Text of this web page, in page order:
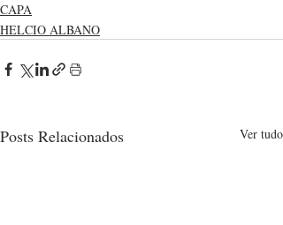
CAPA
HELCIO ALBANO
Posts Relacionados Ver tudo